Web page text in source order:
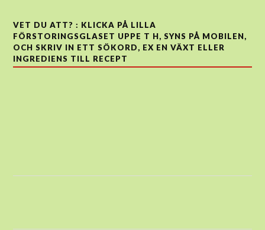
VET DU ATT? : KLICKA PÅ LILLA
FÖRSTORINGSGLASET UPPE T H, SYNS PÅ MOBILEN,
OCH SKRIV IN ETT SÖKORD, EX EN VÄXT ELLER
INGREDIENS TILL RECEPT